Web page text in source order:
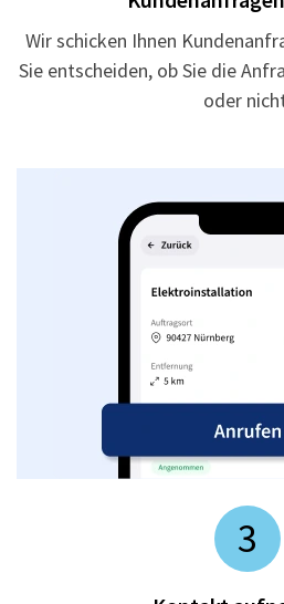
Wir schicken Ihnen
Sie entscheiden, ob Sie die
oder
3